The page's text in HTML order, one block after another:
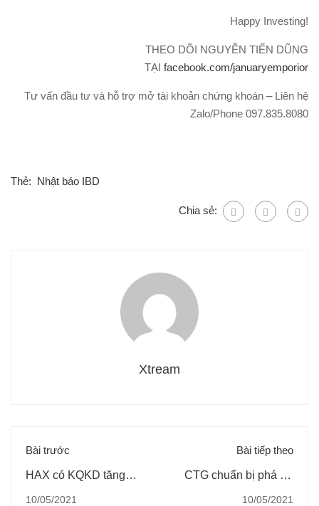
Happy Investing!
THEO DÕI NGUYỄN TIẾN DŨNG
TẠI facebook.com/januaryemporior
Tư vấn đầu tư và hỗ trợ mở tài khoản chứng khoán – Liên hệ
Zalo/Phone 097.835.8080
Thẻ: Nhật báo IBD
Chia sẻ:
Xtream
Bài trước
HAX có KQKD tăng
10/05/2021
Bài tiếp theo
CTG chuẩn bị phá vỡ
10/05/2021